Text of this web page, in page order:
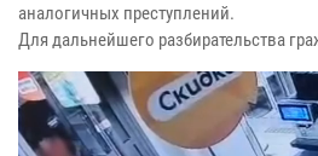
аналогичных преступлений.
Для дальнейшего разбирательства